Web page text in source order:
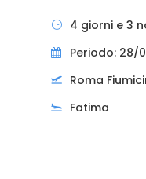
4 giorni e 3
Periodo: 28/
Roma
Fatima